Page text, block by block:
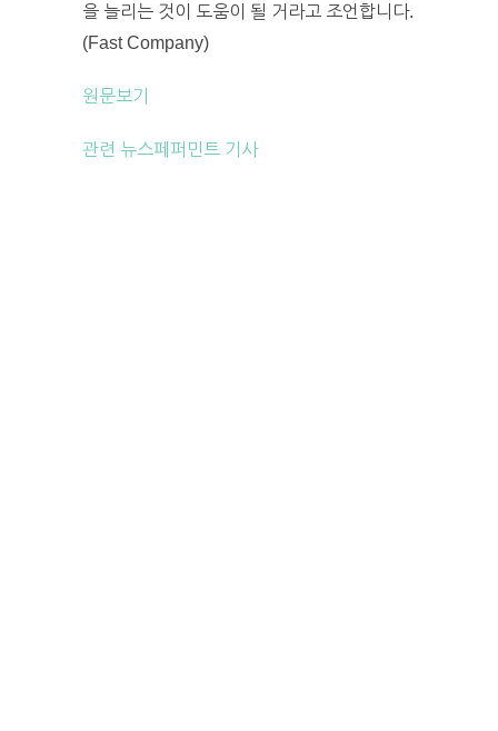
을 늘리는 것이 도움이 될 거라고 조언합니다.
(Fast Company)
원문보기
관련 뉴스페퍼민트 기사